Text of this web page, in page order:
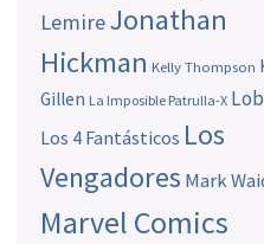
LemireJonathan
Hickman Kelly Thompson
Gillen La Imposible Patrulla-X
Los 4 Fantásticos Los
Vengadores Mark
Marvel Comics